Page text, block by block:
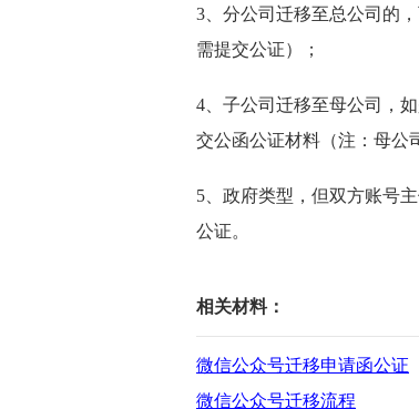
3、分公司迁移至总公司的
需提交公证）；
4、子公司迁移至母公司，
交公函公证材料（注：母公
5、政府类型，但双方账号
公证。
相关材料：
微信公众号迁移申请函公证
微信公众号迁移流程